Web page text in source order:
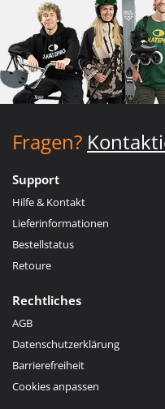
Fragen?
Support
Hilfe & Kontakt
Lieferinformationen
Bestellstatus
Retoure
Rechtliches
AGB
Datenschutzerklärung
Barrierefreiheit
Cookies anpassen